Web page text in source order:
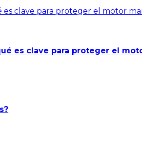
es clave para proteger el